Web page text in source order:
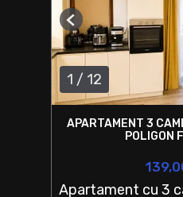
1 / 12
Previous
APARTAMENT 3
POLIGON
Apartament cu 3